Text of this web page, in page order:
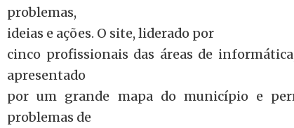
problemas,
ideias e ações. O site, liderado por
cinco profissionais das áreas de
apresentado
por um grande mapa do município e
problemas de